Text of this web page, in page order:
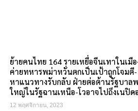
ย้ายคนไทย 164 รายเหยื่อจีนเทาในเมื
ค่ายทหารพม่าหวั่นตกเป็นเป้าถูกโจมตี
หาแนวทางรับกลับ ฝ่ายต่อต้านรัฐบาล
ใหญ่ในรัฐฉานเหนือ-โวอาจไปถึงเนปิด
12 พฤศจิกายน, 2023